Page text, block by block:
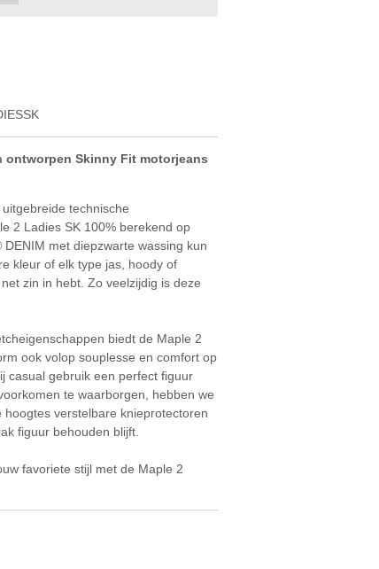
Skinny Fit motorjeans
technische
2 Ladies SK 100% berekend op
met diepzwarte wassing kun
kleur of elk type jas, hoody of
zin in hebt. Zo veelzijdig is deze
biedt de Maple 2
ook volop souplesse en comfort op
casual gebruik een perfect figuur
te waarborgen, hebben we
verstelbare knieprotectoren
figuur behouden blijft.
favoriete stijl met de Maple 2